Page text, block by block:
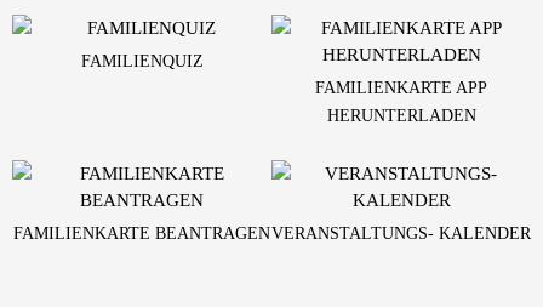
FAMILIENQUIZ
FAMILIENKARTE APP
HERUNTERLADEN
FAMILIENKARTE BEANTRAGENVERANSTALTUNGS- KALENDER